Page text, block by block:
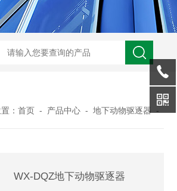
数水质监测站 WX-BN20能见度监测仪
： 首页 - 产品中心 - 地下动物驱逐器 -
WX-DQZ地下动物驱逐器